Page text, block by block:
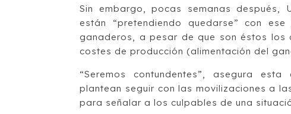
Sin embargo, pocas semanas después,
están “pretendiendo quedarse” con
ganaderos, a pesar de que son éstos los
costes de producción (alimentación del
“Seremos contundentes”, asegura
plantean seguir con las movilizaciones a
para señalar a los culpables de una